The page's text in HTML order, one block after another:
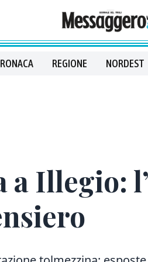
REGIONE NORDEST
a Illegio: